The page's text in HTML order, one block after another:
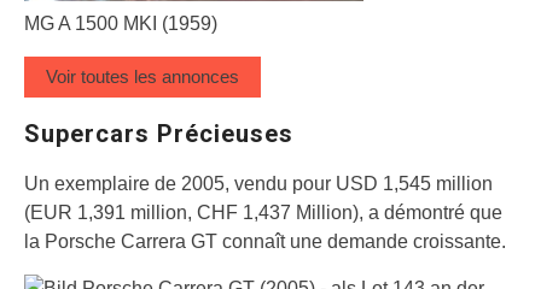
MG A 1500 MKI (1959)
Voir toutes les annonces
Supercars Précieuses
Un exemplaire de 2005, vendu pour USD 1,545 million
(EUR 1,391 million, CHF 1,437 Million), a démontré que
la Porsche Carrera GT connaît une demande croissante.